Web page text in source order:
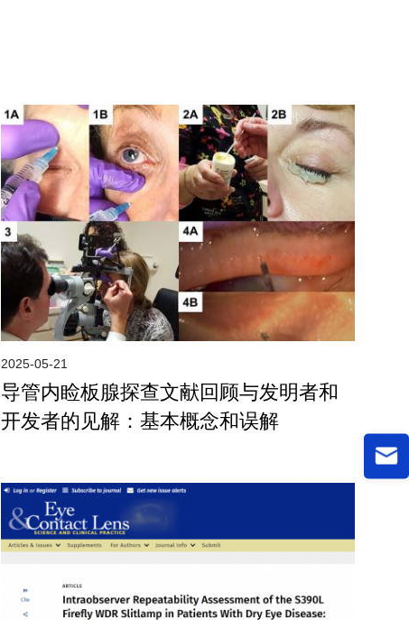
2025-05-21
导管内睑板腺探查文献回顾与发明者和
开发者的见解：基本概念和误解